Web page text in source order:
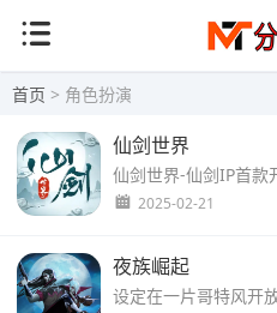
首页 > 角色扮演
仙剑世界
2025-02-21
夜族崛起